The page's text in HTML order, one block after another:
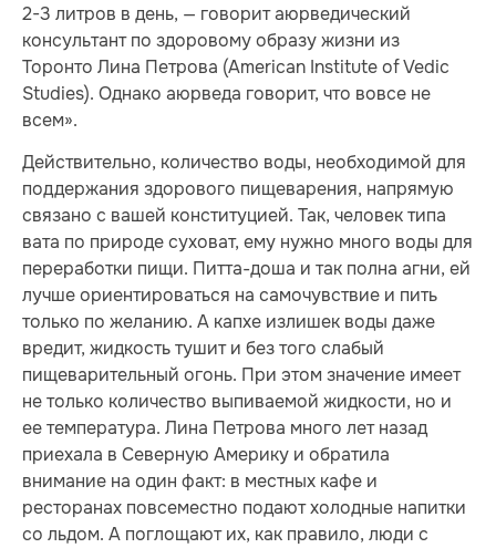
2-3 литров в день, — говорит аюрведический
консультант по здоровому образу жизни из
Торонто Лина Петрова (American Institute of Vedic
Studies). Однако аюрведа говорит, что вовсе не
всем».
Действительно, количество воды, необходимой для
поддержания здорового пищеварения, напрямую
связано с вашей конституцией. Так, человек типа
вата по природе суховат, ему нужно много воды для
переработки пищи. Питта-доша и так полна агни, ей
лучше ориентироваться на самочувствие и пить
только по желанию. А капхе излишек воды даже
вредит, жидкость тушит и без того слабый
пищеварительный огонь. При этом значение имеет
не только количество выпиваемой жидкости, но и
ее температура. Лина Петрова много лет назад
приехала в Северную Америку и обратила
внимание на один факт: в местных кафе и
ресторанах повсеместно подают холодные напитки
со льдом. А поглощают их, как правило, люди с